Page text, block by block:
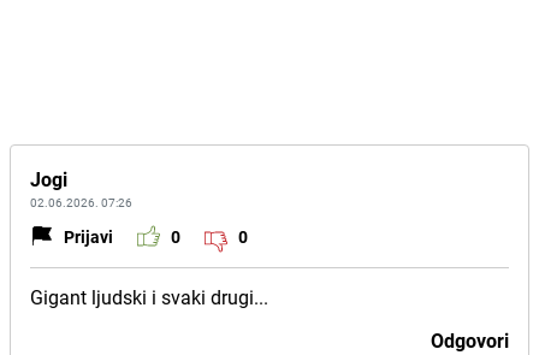
Jogi
02.06.2026. 07:26
Prijavi 0 0
Gigant ljudski i svaki drugi...
Odgovori